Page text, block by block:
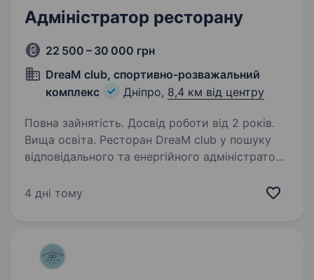
Адміністратор ресторану
22 500 – 30 000 грн
DreaM club, спортивно-розважальний
комплекс
Дніпро, 8,4 км від центру
Повна зайнятість. Досвід роботи від 2 років.
Вища освіта. Ресторан DreaM club у пошуку
відповідального та енергійного адміністратора
досвід роботи Адміністратором ресторану,
4 дні тому